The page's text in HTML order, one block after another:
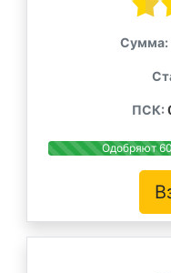
Сумма:
ПСК:
Одобряют